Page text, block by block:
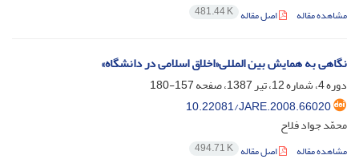
مشاهده مقاله اصل مقاله 481.44 K
نگاهی به همایش بین المللی«اخلاق اسلامی در دانشگاه»
دوره 4، شماره 12، تیر 1387، صفحه
157-180
10.22081/JARE.2008.66020
محمّد جواد فلاح
مشاهده مقاله اصل مقاله 494.71 K